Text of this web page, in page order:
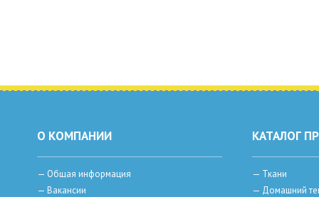
О КОМПАНИИ
— Общая информация
— Вакансии
КАТАЛОГ
— Ткани
— Домашний